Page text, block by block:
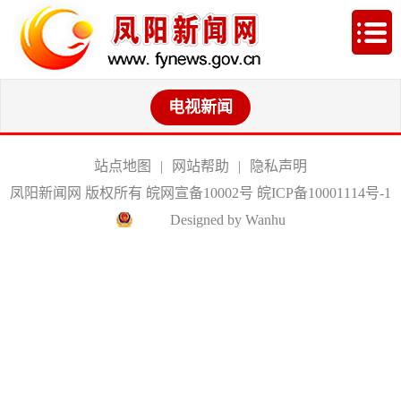
电视新闻
站点地图 | 网站帮助 |
隐私声明
凤阳新闻网 版权所有 皖网宣备10002号 皖ICP备10001114号-1
Designed by Wanhu